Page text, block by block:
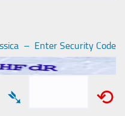
– Enter Security Code
⟲
➴